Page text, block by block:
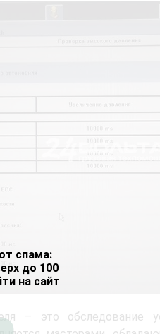
спама:
до 100
на сайт
– это обследование